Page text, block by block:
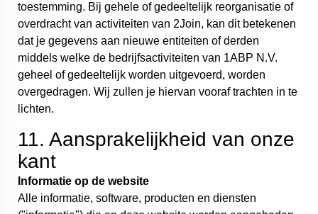
toestemming. Bij gehele of gedeeltelijk reorganisatie of
overdracht van activiteiten van 2Join, kan dit betekenen
dat je gegevens aan nieuwe entiteiten of derden
middels welke de bedrijfsactiviteiten van 1ABP N.V.
geheel of gedeeltelijk worden uitgevoerd, worden
overgedragen. Wij zullen je hiervan vooraf trachten in te
lichten.
11. Aansprakelijkheid van onze
kant
Informatie op de website
Alle informatie, software, producten en diensten